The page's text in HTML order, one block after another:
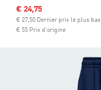
Sale price
€ 24,75
€ 27,50 Dernier prix le plus bas
€ 55 Prix d'origine